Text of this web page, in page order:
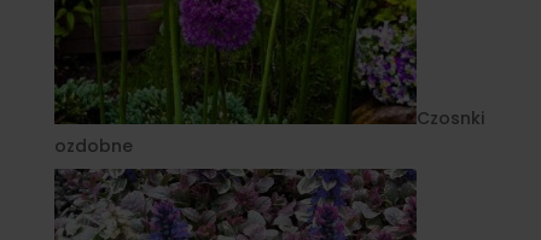
Czosnki
ozdobne